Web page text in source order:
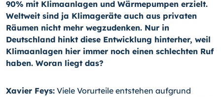
90% mit Klimaanlagen und Wärmepumpen erzielt.
Weltweit sind ja Klimageräte auch aus privaten
Räumen nicht mehr wegzudenken. Nur in
Deutschland hinkt diese Entwicklung hinterher, weil
Klimaanlagen hier immer noch einen schlechten Ruf
haben. Woran liegt das?
Xavier Feys: Viele Vorurteile entstehen aufgrund